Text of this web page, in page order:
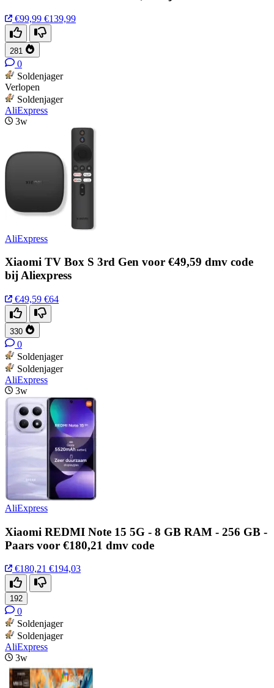
€99,99 €139,99
281
0
Soldenjager
Verlopen
Soldenjager
AliExpress
3w
AliExpress
Xiaomi TV Box S 3rd Gen voor €49,59 dmv code
bij Aliexpress
€49,59 €64
330
0
Soldenjager
Soldenjager
AliExpress
3w
AliExpress
Xiaomi REDMI Note 15 5G - 8 GB RAM - 256 GB -
Paars voor €180,21 dmv code
€180,21 €194,03
192
0
Soldenjager
Soldenjager
AliExpress
3w